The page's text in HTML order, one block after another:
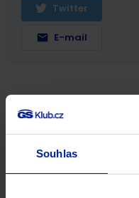
Souhlas
Twitter
E-mail
NA 100 DNÍ